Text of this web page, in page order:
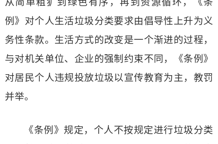
例》对个人生活垃圾分类要求由倡导性上升为义
务性条款。生活方式的改变是一个渐进的过程，
与对机关单位、企业的强制约束不同，《条例》
对居民个人违规投放垃圾以宣传教育为主，教罚
并举。
《条例》规定，个人不按规定进行垃圾分类